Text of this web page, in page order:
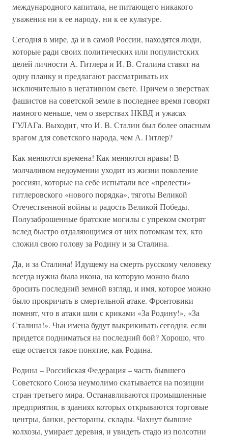
международного капитала, не питающего никакого
уважения ни к ее народу, ни к ее культуре.
Сегодня в мире, да и в самой России, находятся люди,
которые ради своих политических или популистских
целей личности А. Гитлера и И. В. Сталина ставят на
одну планку и предлагают рассматривать их
исключительно в негативном свете. Причем о зверствах
фашистов на советской земле в последнее время говорят
намного меньше, чем о зверствах НКВД и ужасах
ГУЛАГа. Выходит, что И. В. Сталин был более опасным
врагом для советского народа, чем А. Гитлер?
Как меняются времена! Как меняются нравы! В
молчаливом недоумении уходит из жизни поколение
россиян, которые на себе испытали все «прелести»
гитлеровского «нового порядка», тяготы Великой
Отечественной войны и радость Великой Победы.
Полузаброшенные братские могилы с упреком смотрят
вслед быстро отдаляющимся от них потомкам тех, кто
сложил свою голову за Родину и за Сталина.
Да, и за Сталина! Идущему на смерть русскому человеку
всегда нужна была икона, на которую можно было
бросить последний земной взгляд, и имя, которое можно
было прокричать в смертельной атаке. Фронтовики
помнят, что в атаки шли с криками «За Родину!», «За
Сталина!». Чьи имена будут выкрикивать сегодня, если
придется подниматься на последний бой? Хорошо, что
еще остается такое понятие, как Родина.
Родина – Российская Федерация – часть бывшего
Советского Союза неумолимо скатывается на позиции
стран третьего мира. Останавливаются промышленные
предприятия, в зданиях которых открываются торговые
центры, банки, рестораны, склады. Чахнут бывшие
колхозы, умирает деревня, и увидеть стадо из полсотни